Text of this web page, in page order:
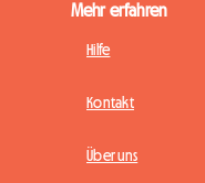
Mehr erfahren
Hilfe
Kontakt
Über uns